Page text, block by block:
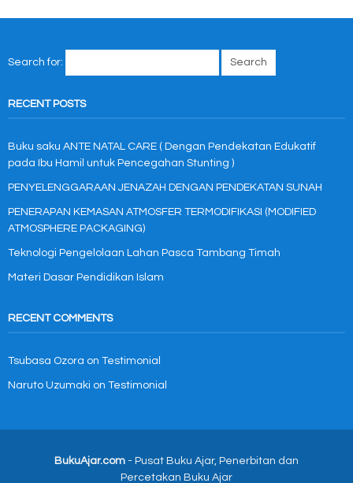
Search for:
RECENT POSTS
Buku saku ANTE NATAL CARE ( Dengan Pendekatan Edukatif
pada Ibu Hamil untuk Pencegahan Stunting )
PENYELENGGARAAN JENAZAH DENGAN PENDEKATAN SUNAH
PENERAPAN KEMASAN ATMOSFER TERMODIFIKASI (MODIFIED
ATMOSPHERE PACKAGING)
Teknologi Pengelolaan Lahan Pasca Tambang Timah
Materi Dasar Pendidikan Islam
RECENT COMMENTS
Tsubasa Ozora on Testimonial
Naruto Uzumaki on Testimonial
BukuAjar.com - Pusat Buku Ajar, Penerbitan dan
Percetakan Buku Ajar